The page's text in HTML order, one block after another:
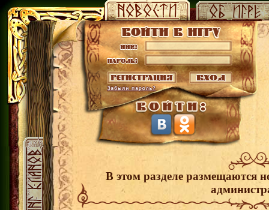
В этом разделе размещаются